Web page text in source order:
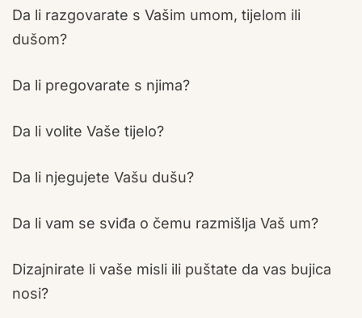
Da li razgovarate s Vašim umom, tijelom ili
dušom?
Da li pregovarate s njima?
Da li volite Vaše tijelo?
Da li njegujete Vašu dušu?
Da li vam se sviđa o čemu razmišlja Vaš um?
Dizajnirate li vaše misli ili puštate da vas bujica
nosi?